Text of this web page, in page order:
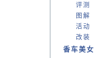
评测
图解
活动
改装
香车美女